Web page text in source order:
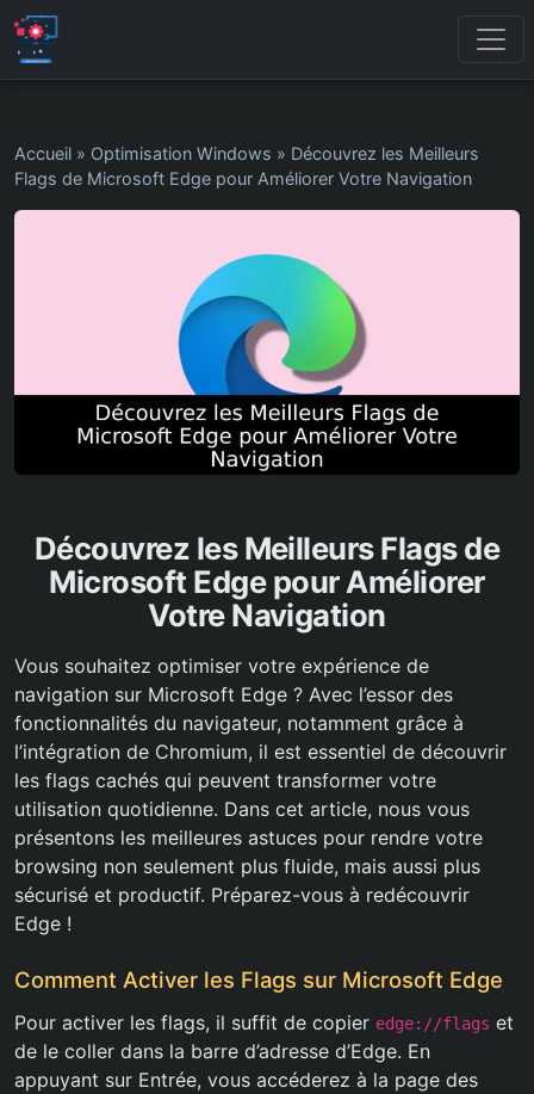
Accueil » Optimisation Windows » Découvrez les Meilleurs
Flags de Microsoft Edge pour Améliorer Votre Navigation
Découvrez les Meilleurs Flags de
Microsoft Edge pour Améliorer
Votre Navigation
Vous souhaitez optimiser votre expérience de
navigation sur Microsoft Edge ? Avec l’essor des
fonctionnalités du navigateur, notamment grâce à
l’intégration de Chromium, il est essentiel de découvrir
les flags cachés qui peuvent transformer votre
utilisation quotidienne. Dans cet article, nous vous
présentons les meilleures astuces pour rendre votre
browsing non seulement plus fluide, mais aussi plus
sécurisé et productif. Préparez-vous à redécouvrir
Edge !
Comment Activer les Flags sur Microsoft Edge
Pour activer les flags, il suffit de copier edge://flags et
de le coller dans la barre d’adresse d’Edge. En
appuyant sur Entrée, vous accéderez à la page des